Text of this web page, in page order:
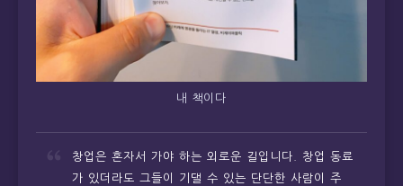
내 책이다
창업은 혼자서 가야 하는 외로운 길입니다. 창업 동료
가 있더라도 그들이 기댈 수 있는 단단한 사람이 주